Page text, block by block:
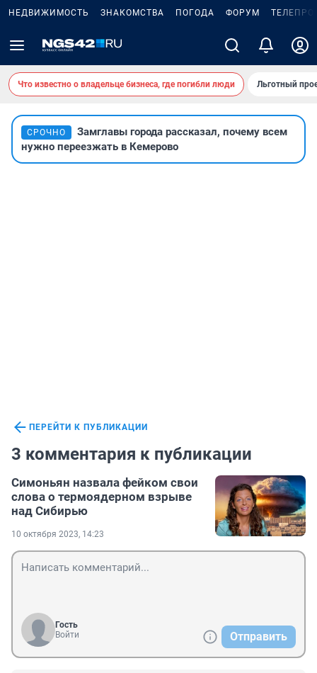
НЕДВИЖИМОСТЬ ЗНАКОМСТВА ПОГОДА ФОРУМ
Что известно о владельце бизнеса, где погибли люди Льготный
СРОЧНО
Замглавы города рассказал, почему всем
нужно переезжать в Кемерово
ПЕРЕЙТИ К ПУБЛИКАЦИИ
3 комментария к публикации
Симоньян назвала фейком свои
слова о термоядерном взрыве
над Сибирью
10 октября 2023, 14:23
Гость
Войти
Отправить